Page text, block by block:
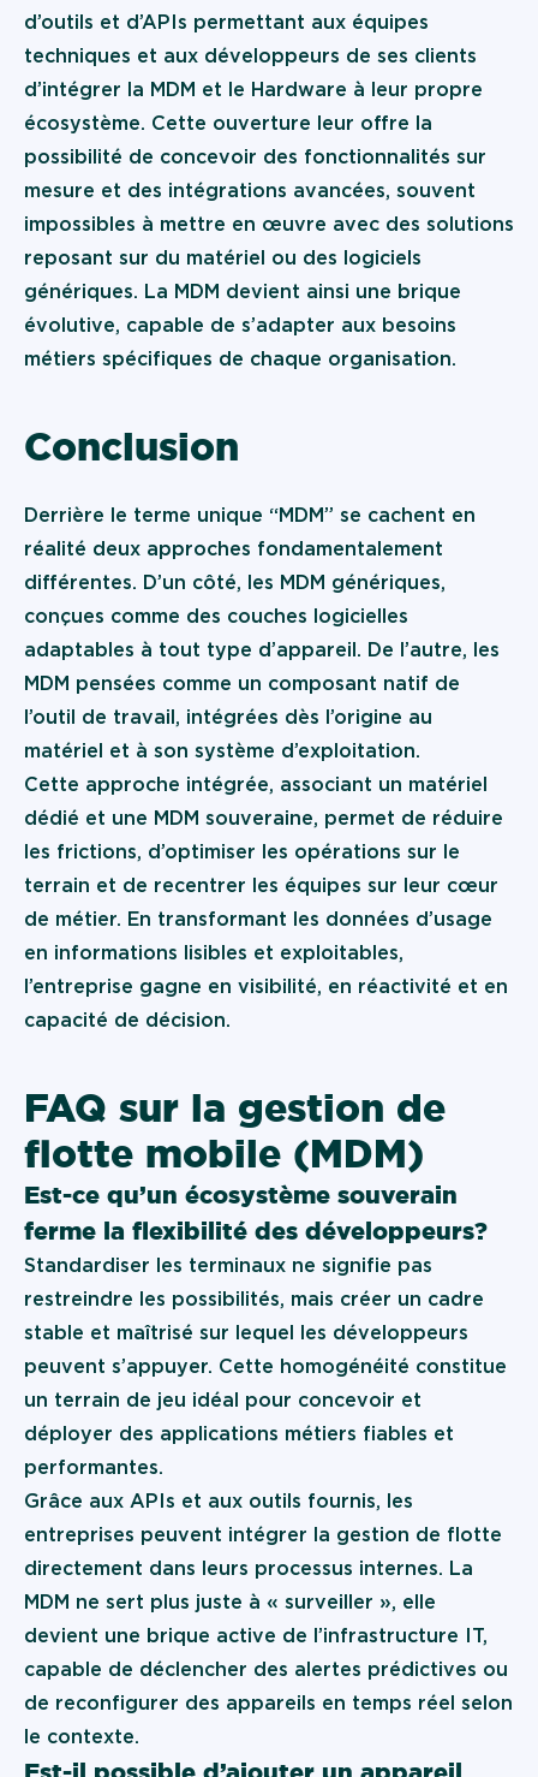
d’outils et d’APIs permettant aux équipes
techniques et aux développeurs de ses clients
d’intégrer la MDM et le Hardware à leur propre
écosystème. Cette ouverture leur offre la
possibilité de concevoir des fonctionnalités sur
mesure et des intégrations avancées, souvent
impossibles à mettre en œuvre avec des solutions
reposant sur du matériel ou des logiciels
génériques. La MDM devient ainsi une brique
évolutive, capable de s’adapter aux besoins
métiers spécifiques de chaque organisation.
Conclusion
Derrière le terme unique “MDM” se cachent en
réalité deux approches fondamentalement
différentes. D’un côté, les MDM génériques,
conçues comme des couches logicielles
adaptables à tout type d’appareil. De l’autre, les
MDM pensées comme un composant natif de
l’outil de travail, intégrées dès l’origine au
matériel et à son système d’exploitation.
Cette approche intégrée, associant un matériel
dédié et une MDM souveraine, permet de réduire
les frictions, d’optimiser les opérations sur le
terrain et de recentrer les équipes sur leur cœur
de métier. En transformant les données d’usage
en informations lisibles et exploitables,
l’entreprise gagne en visibilité, en réactivité et en
capacité de décision.
FAQ sur la gestion de
flotte mobile (MDM)
Est-ce qu’un écosystème souverain
ferme la flexibilité des développeurs ?
Standardiser les terminaux ne signifie pas
restreindre les possibilités, mais créer un cadre
stable et maîtrisé sur lequel les développeurs
peuvent s’appuyer. Cette homogénéité constitue
un terrain de jeu idéal pour concevoir et
déployer des applications métiers fiables et
performantes.
Grâce aux APIs et aux outils fournis, les
entreprises peuvent intégrer la gestion de flotte
directement dans leurs processus internes. La
MDM ne sert plus juste à « surveiller », elle
devient une brique active de l’infrastructure IT,
capable de déclencher des alertes prédictives ou
de reconfigurer des appareils en temps réel selon
le contexte.